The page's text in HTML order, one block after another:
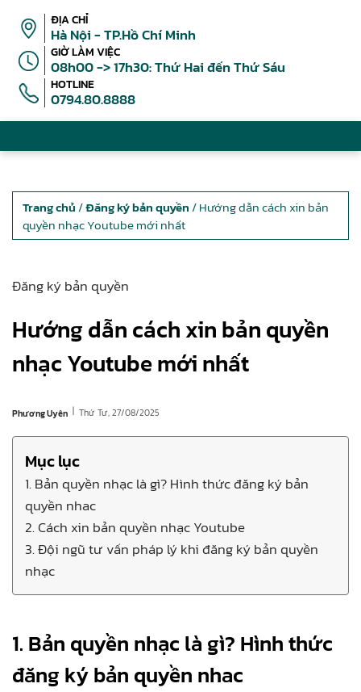
ĐỊA CHỈ
Hà Nội - TP.Hồ Chí Minh
GIỜ LÀM VIỆC
08h00 -> 17h30: Thứ Hai đến Thứ Sáu
HOTLINE
0794.80.8888
Trang chủ /Đăng ký bản quyền / Hướng dẫn cách xin bản
quyền nhạc Youtube mới nhất
Đăng ký bản quyền
Hướng dẫn cách xin bản quyền
nhạc Youtube mới nhất
Phương Uyên | Thứ Tư, 27/08/2025
Mục lục
1. Bản quyền nhạc là gì? Hình thức đăng ký bản
quyền nhac
2. Cách xin bản quyền nhạc Youtube
3. Đội ngũ tư vấn pháp lý khi đăng ký bản quyền
nhạc
1. Bản quyền nhạc là gì? Hình thức
đăng ký bản quyền nhac